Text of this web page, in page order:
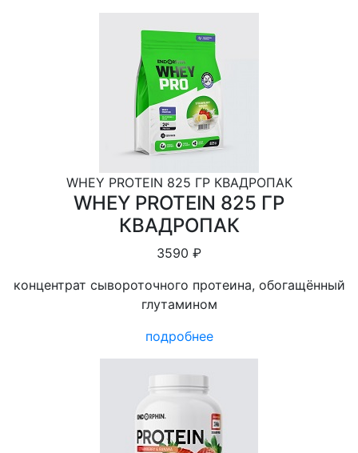
WHEY PROTEIN 825 ГР КВАДРОПАК
WHEY PROTEIN 825 ГР
КВАДРОПАК
3590 ₽
концентрат сывороточного протеина, обогащённый
глутамином
подробнее